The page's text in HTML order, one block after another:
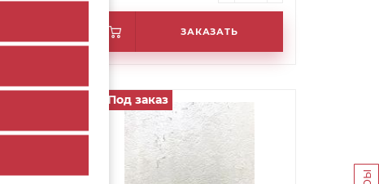
ЗАКАЗАТЬ
арт. 62038 Под заказ